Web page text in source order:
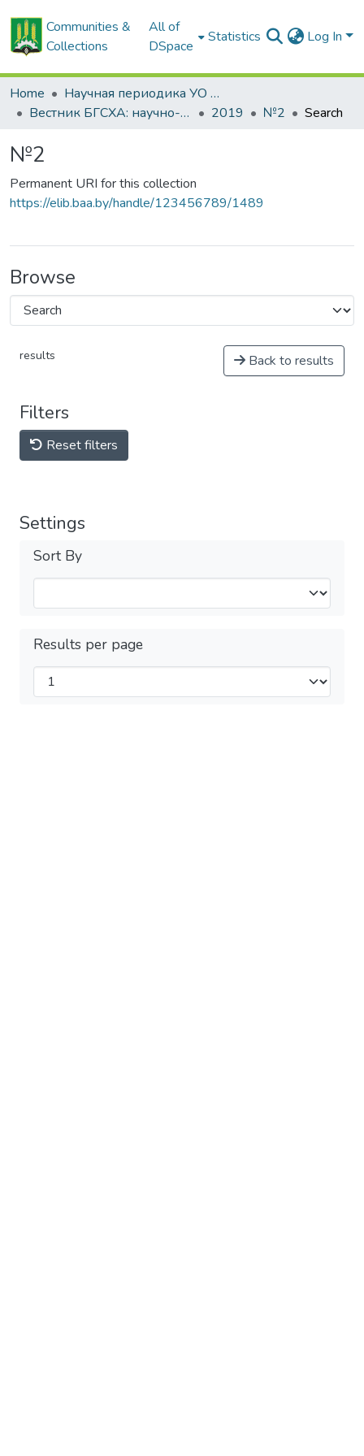
Communities &
Collections
All of
DSpace
Statistics Log In
Home
Научная периодика УО БГСХА
Вестник БГСХА: научно-методический журнал Белорусской государственной сельскохозяйственной академии
2019 №2 Search
№2
Permanent URI for this collection
https://elib.baa.by/handle/123456789/1489
Browse
results Back to results
Filters
Reset filters
Settings
Sort By
Results per page